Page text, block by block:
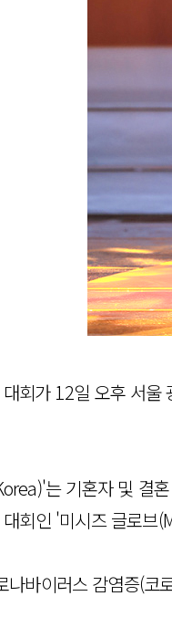
회가 12일 오후 서울
는 기혼자 및 결
회인 '미시즈 글로
나바이러스 감염증(